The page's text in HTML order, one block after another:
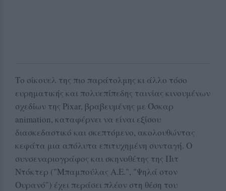
Το σίκουελ της πιο παράτολμης κι άλλο τόσο
ευρηματικής και πολυεπίπεδης ταινίας κινουμένων
σχεδίων της Pixar, βραβευμένης με Όσκαρ
animation, καταφέρνει να είναι εξίσου
διασκεδαστικό και σκεπτόμενο, ακολουθώντας
κεφάτα μια απόλυτα επιτυχημένη συνταγή. Ο
συνσεναριογράφος και σκηνοθέτης της Πιτ
Ντόκτερ ("Μπαμπούλας Α.Ε.", "Ψηλά στον
Ουρανό") έχει περάσει πλέον στη θέση του